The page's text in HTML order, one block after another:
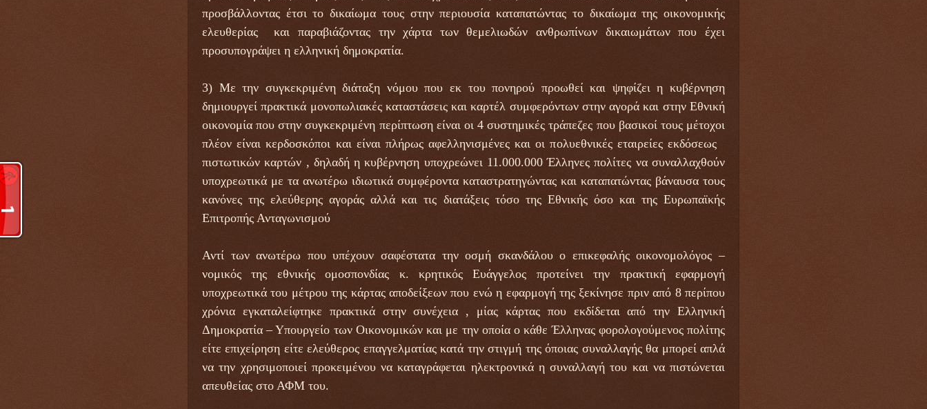
προσβάλλοντας έτσι το δικαίωμα τους στην περιουσία καταπατώντας το δικαίωμα της οικονομικής
ελευθερίας και παραβιάζοντας την χάρτα των θεμελιωδών ανθρωπίνων δικαιωμάτων που έχει
προσυπογράψει η ελληνική δημοκρατία.
3) Με την συγκεκριμένη διάταξη νόμου που εκ του πονηρού προωθεί και ψηφίζει η κυβέρνηση
δημιουργεί πρακτικά μονοπωλιακές καταστάσεις και καρτέλ συμφερόντων στην αγορά και στην Εθνική
οικονομία που στην συγκεκριμένη περίπτωση είναι οι 4 συστημικές τράπεζες που βασικοί τους μέτοχοι
πλέον είναι κερδοσκόποι και είναι πλήρως αφελληνισμένες και οι πολυεθνικές εταιρείες εκδόσεως
πιστωτικών καρτών , δηλαδή η κυβέρνηση υποχρεώνει 11.000.000 Έλληνες πολίτες να συναλλαχθούν
υποχρεωτικά με τα ανωτέρω ιδιωτικά συμφέροντα καταστρατηγώντας και καταπατώντας βάναυσα τους
κανόνες της ελεύθερης αγοράς αλλά και τις διατάξεις τόσο της Εθνικής όσο και της Ευρωπαϊκής
Επιτροπής Ανταγωνισμού
Αντί των ανωτέρω που υπέχουν σαφέστατα την οσμή σκανδάλου ο επικεφαλής οικονομολόγος –
νομικός της εθνικής ομοσπονδίας κ. κρητικός Ευάγγελος προτείνει την πρακτική εφαρμογή
υποχρεωτικά του μέτρου της κάρτας αποδείξεων που ενώ η εφαρμογή της ξεκίνησε πριν από 8 περίπου
χρόνια εγκαταλείφτηκε πρακτικά στην συνέχεια , μίας κάρτας που εκδίδεται από την Ελληνική
Δημοκρατία – Υπουργείο των Οικονομικών και με την οποία ο κάθε Έλληνας φορολογούμενος πολίτης
είτε επιχείρηση είτε ελεύθερος επαγγελματίας κατά την στιγμή της όποιας συναλλαγής θα μπορεί απλά
να την χρησιμοποιεί προκειμένου να καταγράφεται ηλεκτρονικά η συναλλαγή του και να πιστώνεται
απευθείας στο ΑΦΜ του.